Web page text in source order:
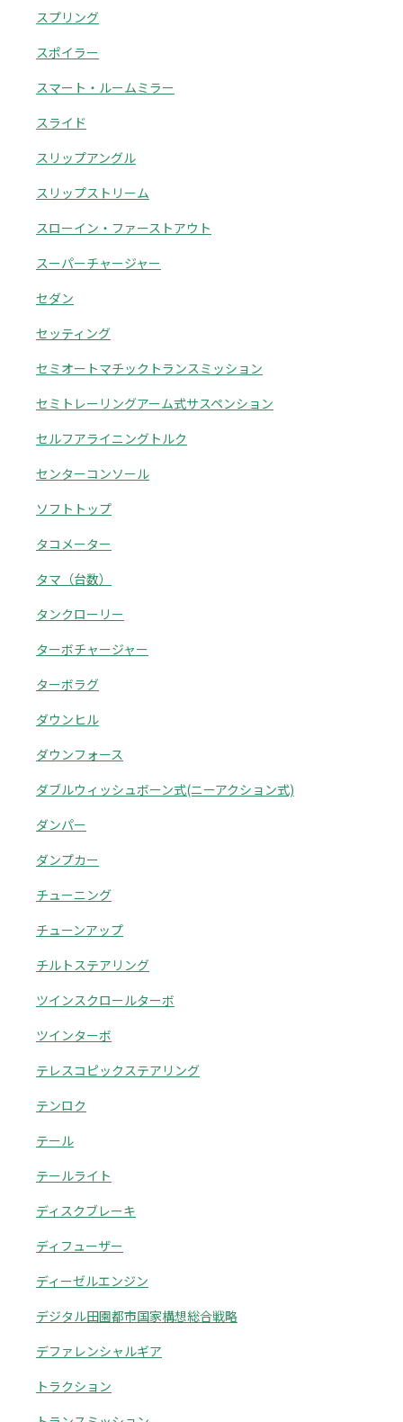
スプリング
スポイラー
スマート・ルームミラー
スライド
スリップアングル
スリップストリーム
スローイン・ファーストアウト
スーパーチャージャー
セダン
セッティング
セミオートマチックトランスミッション
セミトレーリングアーム式サスペンション
セルフアライニングトルク
センターコンソール
ソフトトップ
タコメーター
タマ（台数）
タンクローリー
ターボチャージャー
ターボラグ
ダウンヒル
ダウンフォース
ダブルウィッシュボーン式(ニーアクション式)
ダンパー
ダンプカー
チューニング
チューンアップ
チルトステアリング
ツインスクロールターボ
ツインターボ
テレスコピックステアリング
テンロク
テール
テールライト
ディスクブレーキ
ディフューザー
ディーゼルエンジン
デジタル田園都市国家構想総合戦略
デファレンシャルギア
トラクション